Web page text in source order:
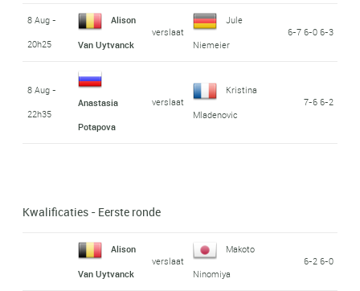
8 Aug -
20h25
Alison
Van Uytvanck
verslaat
Jule
Niemeier
6-7 6-0 6-3
8 Aug -
22h35
Anastasia
Potapova
verslaat
Kristina
Mladenovic
7-6 6-2
Kwalificaties - Eerste ronde
Alison
Van Uytvanck
verslaat
Makoto
Ninomiya
6-2 6-0